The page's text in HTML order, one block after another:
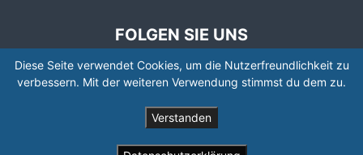
FOLGEN SIE UNS
© © Copyright 2008 - 2026 | Newspaper by TagDiv
Diese Seite verwendet Cookies, um die Nutzerfreundlichkeit zu
verbessern. Mit der weiteren Verwendung stimmst du dem zu.
Verstanden